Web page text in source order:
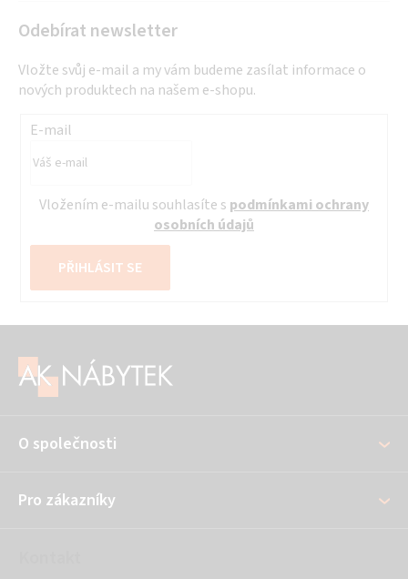
Odebírat newsletter
Vložte svůj e-mail a my vám budeme zasílat informace o
nových produktech na našem e-shopu.
E-mail
Vložením e-mailu souhlasíte s podmínkami ochrany
osobních údajů
PŘIHLÁSIT SE
O společnosti
Pro zákazníky